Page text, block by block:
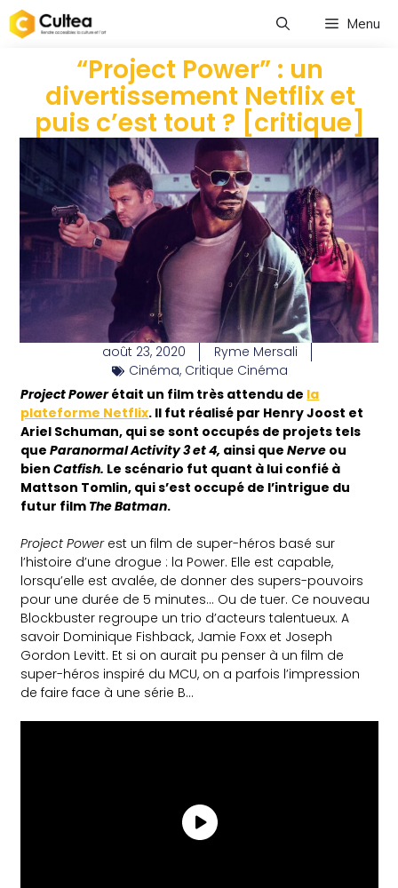
Menu
“Project Power” : un
divertissement Netflix et
puis c’est tout ? [critique]
août 23, 2020
Ryme Mersali
Cinéma, Critique Cinéma
ProjectPowerétait un film très attendu de la
plateforme Netflix. Il fut réalisé par Henry Joost et
Ariel Schuman, qui sesont occupés de projets tels
que ParanormalActivity3 et 4, ainsi queNerve ou
bienCatfish. Le scénario fut quant à lui confié à
Mattson Tomlin, qui s’est occupé de l’intrigue du
futur film TheBatman.
Project Powerest un film de super-héros basé sur
l’histoire d’une drogue : la Power. Elle est capable,
lorsqu’elle est avalée, de donner des supers-pouvoirs
pour une durée de 5 minutes… Ou de tuer. Ce nouveau
Blockbuster regroupe un trio d’acteurs talentueux. A
savoir Dominique Fishback, Jamie Foxx et Joseph
Gordon Levitt. Et si on aurait pu penser à un film de
super-héros inspiré du MCU, on a parfois l’impression
de faire face à une série B…